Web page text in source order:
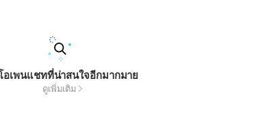
อเพนแชทที่น่าสนใจอีกมากมาย
ดูเพิ่มเติม